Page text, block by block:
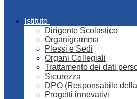
Istituto
Dirigente Scolastico
Organigramma
Plessi e Sedi
Organi Collegiali
Trattamento dei dati
Sicurezza
DPO (Responsabile
Progetti innovativi